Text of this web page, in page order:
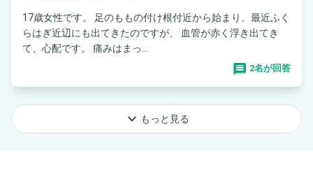
17歳女性です。 足のももの付け根付近から始まり、最近ふく
らはぎ近辺にも出てきたのですが、 血管が赤く浮き出てき
て、心配です。 痛みはまっ...
2名が回答
keyboard_arrow_down もっと見る